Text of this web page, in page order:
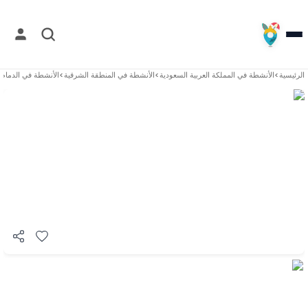
الرئيسية>الأنشطة في المملكة العربية السعودية>الأنشطة في المنطقة الشرقية>الأنشطة في الدمام